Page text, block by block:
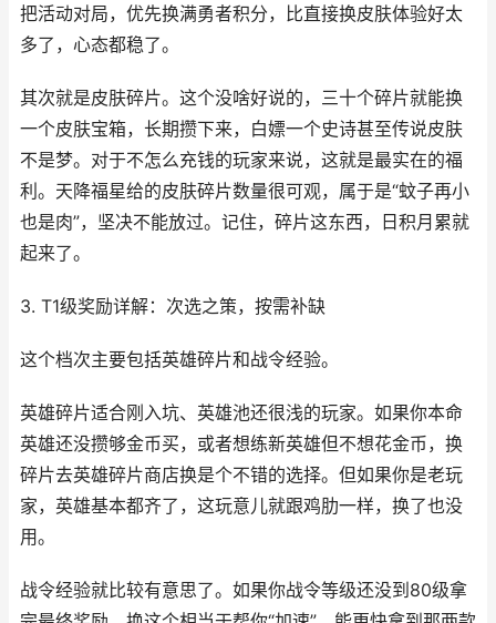
把活动对局，优先换满勇者积分，比直接换皮肤体验好太
多了，心态都稳了。
其次就是皮肤碎片。这个没啥好说的，三十个碎片就能换
一个皮肤宝箱，长期攒下来，白嫖一个史诗甚至传说皮肤
不是梦。对于不怎么充钱的玩家来说，这就是最实在的福
利。天降福星给的皮肤碎片数量很可观，属于是“蚊子再小
也是肉”，坚决不能放过。记住，碎片这东西，日积月累就
起来了。
3. T1级奖励详解：次选之策，按需补缺
这个档次主要包括英雄碎片和战令经验。
英雄碎片适合刚入坑、英雄池还很浅的玩家。如果你本命
英雄还没攒够金币买，或者想练新英雄但不想花金币，换
碎片去英雄碎片商店换是个不错的选择。但如果你是老玩
家，英雄基本都齐了，这玩意儿就跟鸡肋一样，换了也没
用。
战令经验就比较有意思了。如果你战令等级还没到80级拿